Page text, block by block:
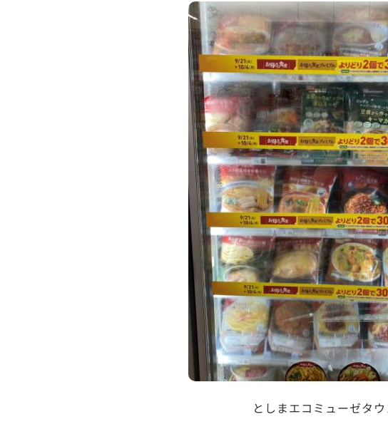
としまエコミューゼタ